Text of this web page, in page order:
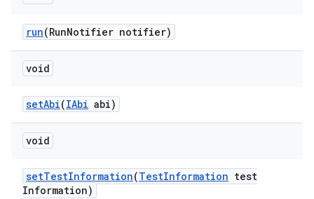
run(RunNotifier notifier)
void
setAbi(IAbi abi)
void
setTestInformation(TestInformation test
Information)